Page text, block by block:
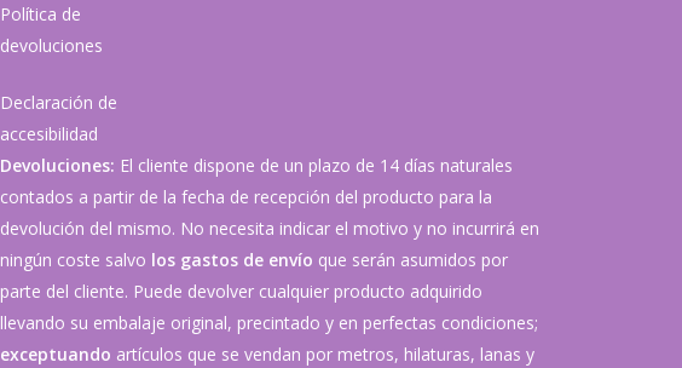
Política de
devoluciones
Declaración de
accesibilidad
Devoluciones: El cliente dispone de un plazo de 14 días naturales
contados a partir de la fecha de recepción del producto para la
devolución del mismo. No necesita indicar el motivo y no incurrirá en
ningún coste salvo los gastos de envío que serán asumidos por
parte del cliente. Puede devolver cualquier producto adquirido
llevando su embalaje original, precintado y en perfectas condiciones;
exceptuando artículos que se vendan por metros, hilaturas, lanas y